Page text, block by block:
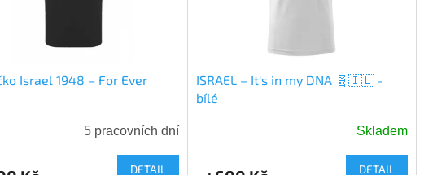
Israel 1948 – For Ever
5 pracovních dní
DETAIL
ISRAEL – It's in my DNA 🧬🇮🇱 -
bílé
Skladem
DETAIL